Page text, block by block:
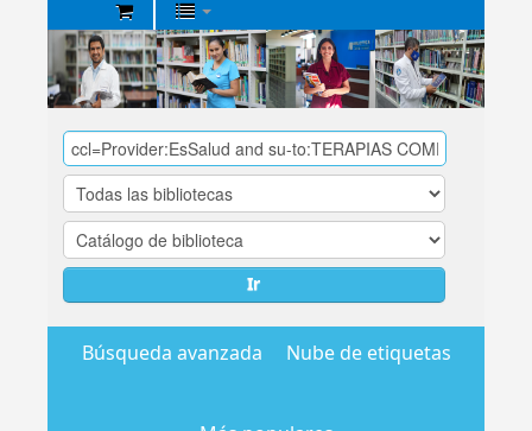
Biblioteca
Central
EsSalud
Ir
Búsqueda avanzada Nube de etiquetas